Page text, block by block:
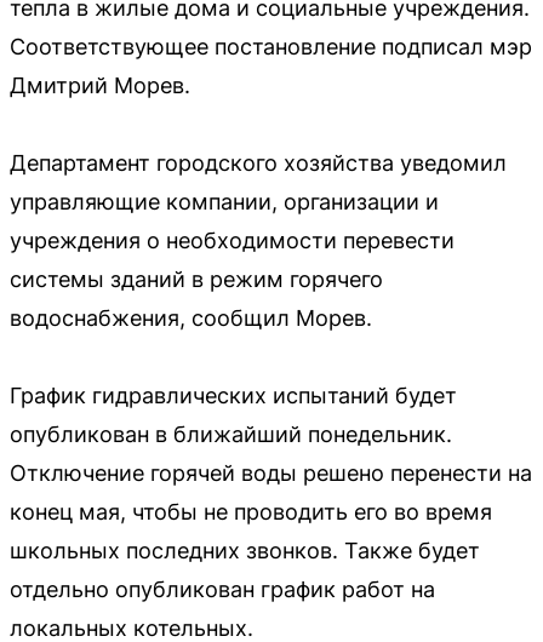
тепла в жилые дома и социальные учреждения.
Соответствующее постановление подписал мэр
Дмитрий Морев.
Департамент городского хозяйства уведомил
управляющие компании, организации и
учреждения о необходимости перевести
системы зданий в режим горячего
водоснабжения, сообщил Морев.
График гидравлических испытаний будет
опубликован в ближайший понедельник.
Отключение горячей воды решено перенести на
конец мая, чтобы не проводить его во время
школьных последних звонков. Также будет
отдельно опубликован график работ на
локальных котельных.